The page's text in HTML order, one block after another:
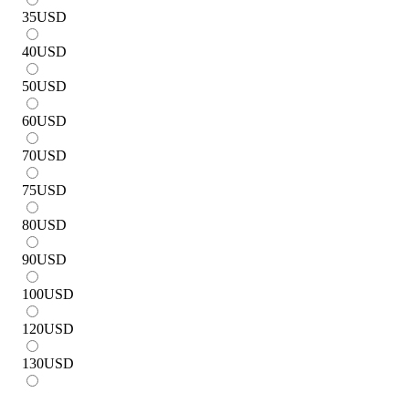
35USD
40USD
50USD
60USD
70USD
75USD
80USD
90USD
100USD
120USD
130USD